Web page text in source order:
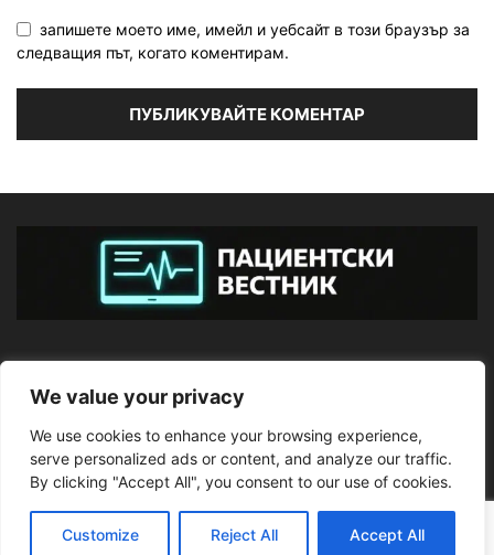
We value your privacy
We use cookies to enhance your browsing experience,
serve personalized ads or content, and analyze our traffic.
By clicking "Accept All", you consent to our use of cookies.
Customize Reject All Accept All
запишете моето име, имейл и уебсайт в този браузър за
следващия път, когато коментирам.
ПОСЛЕДВАЙТЕ НИ